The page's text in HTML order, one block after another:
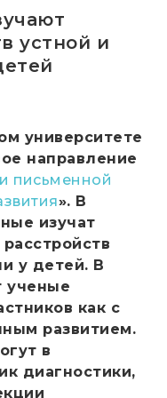
устной и
университете
направление
письменной
». В
изучат
у детей. В
ученые
как с
развитием.
в
диагностики,